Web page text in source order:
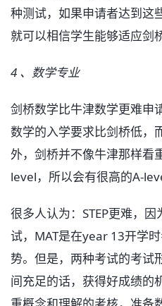
种测试，如果申请者达到这
就可以相信学生能够适应剑
4 、数学专业
剑桥数学比牛津数学更难申
数学的入学要求比剑桥低，
外，剑桥并不像牛津那样看
level，所以会有很高的A-
很多人认为：STEP更难，
试，MAT是在year 13开学
势。但是，两种考试的考试
间充足的话，获得好成绩的